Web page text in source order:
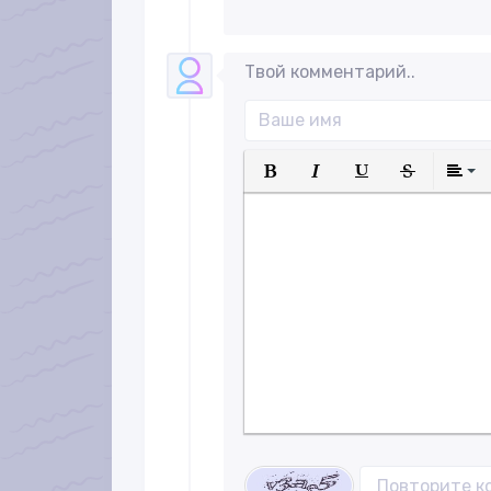
Твой комментарий..
Полужирный
Курсив